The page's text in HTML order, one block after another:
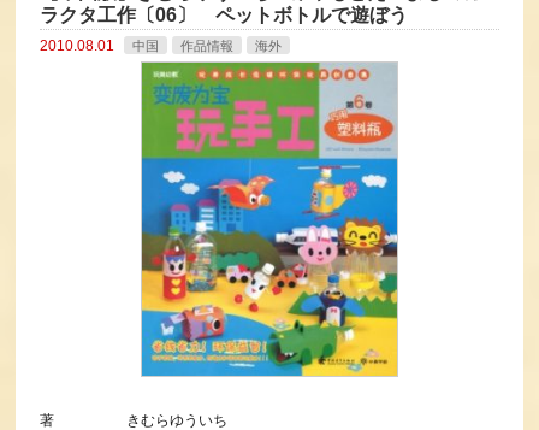
ラクタ工作〔06〕 ペットボトルで遊ぼう
2010.08.01 中国 作品情報 海外
著 きむらゆういち